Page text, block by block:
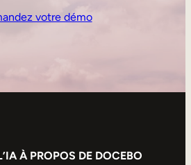
votre démo
À PROPOS DE DOCEBO